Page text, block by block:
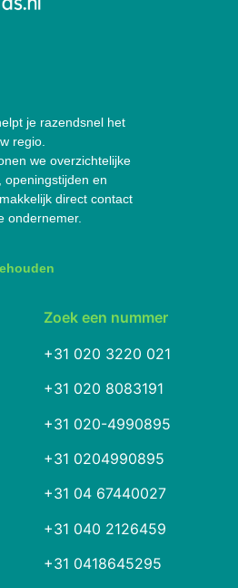
je razendsnel het
regio.
we overzichtelijke
openingstijden en
direct contact
ondernemer.
Zoek een nummer
+31 020 3220 021
+31 020 8083191
+31 020-4990895
+31 0204990895
+31 04 67440027
+31 040 2126459
+31 0418645295